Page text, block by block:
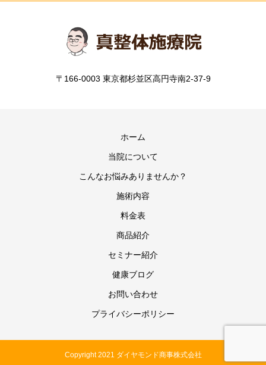
〒166-0003 東京都杉並区高円寺南2-37-9
ホーム
当院について
こんなお悩みありませんか？
施術内容
料金表
商品紹介
セミナー紹介
健康ブログ
お問い合わせ
プライバシーポリシー
Copyright 2021 ダイヤモンド商事株式会社